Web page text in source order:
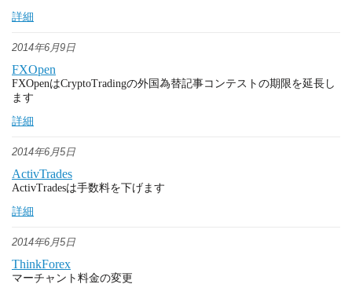
詳細
2014年6月9日
FXOpen
FXOpenはCryptoTradingの外国為替記事コンテストの期限を延長し
ます
詳細
2014年6月5日
ActivTrades
ActivTradesは手数料を下げます
詳細
2014年6月5日
ThinkForex
マーチャント料金の変更